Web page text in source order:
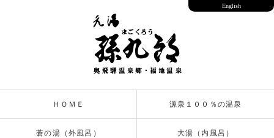
ＨＯＭＥ 源泉１００％の温泉
蒼の湯（外風呂） 大湯（内風呂）
English